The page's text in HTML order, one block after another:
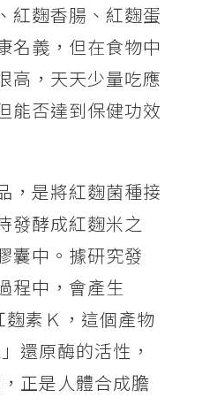
紅麴香腸、紅麴蛋
名義，但在食物中
高，天天少量吃應
能否達到保健功效
，是將紅麴菌種接
發酵成紅麴米之
囊中。據研究發
程中，會產生
麴素Ｋ，這個產物
還原酶的活性，
正是人體合成膽